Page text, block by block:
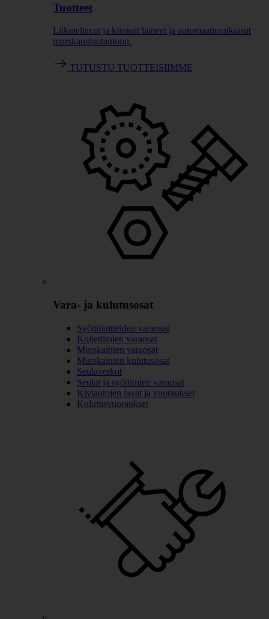
Tuotteet
Liikuteltavat ja kiinteät laitteet ja automaatioratkaisut
murskaustuotantoon.
TUTUSTU TUOTTEISIIMME
Vara- ja kulutusosat
Syöttölaitteiden varaosat
Kuljettimien varaosat
Murskainten varaosat
Murskainten kulutusosat
Seulaverkot
Seulat ja syöttimien varaosat
Kiviautojen lavat ja vuoraukset
Kulutusvuoraukset